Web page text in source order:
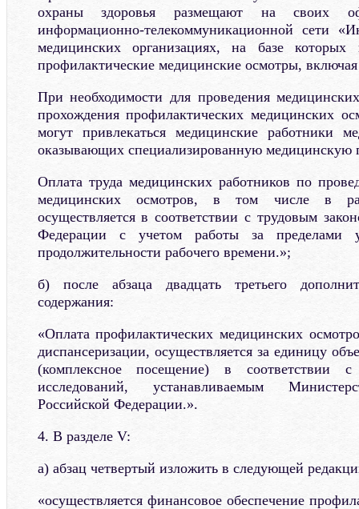
охраны здоровья размещают на своих
информационно-телекоммуникационной сети
медицинских организациях, на базе которых
профилактические медицинские осмотры,
При необходимости для проведения
прохождения профилактических медицинских
могут привлекаться медицинские работники
оказывающих специализированную медицинскую
Оплата труда медицинских работников по
медицинских осмотров, в том числе в
осуществляется в соответствии с трудовым
Федерации с учетом работы за пределами
продолжительности рабочего времени.»;
б) после абзаца двадцать третьего
содержания:
«Оплата профилактических медицинских
диспансеризации, осуществляется за единицу
(комплексное посещение) в соответствии
исследований, устанавливаемым
Российской Федерации.».
4. В разделе V:
а) абзац четвертый изложить в следующей
«осуществляется финансовое обеспечение